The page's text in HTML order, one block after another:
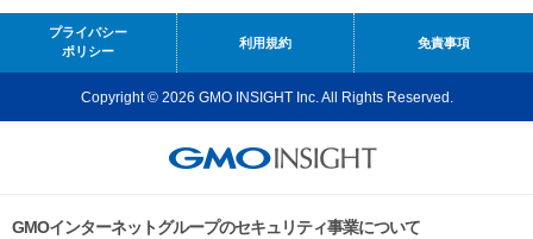
プライバシー
ポリシー
利用規約 免責事項
Copyright © 2026 GMO INSIGHT Inc. All Rights Reserved.
GMOインターネットグループのセキュリティ事業について